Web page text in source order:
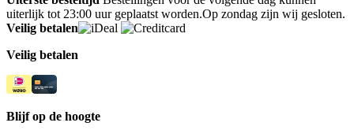
uiterlijk tot 23:00 uur geplaatst worden.Op zondag zijn wij gesloten.
Veilig betalen
Veilig betalen
Blijf op de hoogte